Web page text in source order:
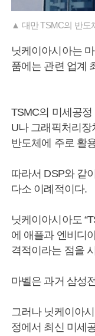
▲ 대만 TSMC의 반도
닛케이아시아는
품에는 관련 업계
TSMC의 미세공
U나 그래픽처리장
반도체에 주로 활
따라서 DSP와 같
다소 이례적이다.
닛케이아시아도
에 애플과 엔비디
격적이라는 점을
마벨은 과거 삼성
그러나 닛케이아
정에서 최신 미세